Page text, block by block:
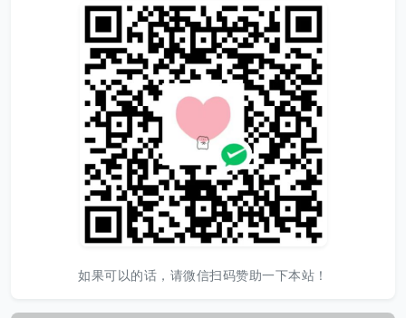
如果可以的话，请微信扫码赞助一下本站！